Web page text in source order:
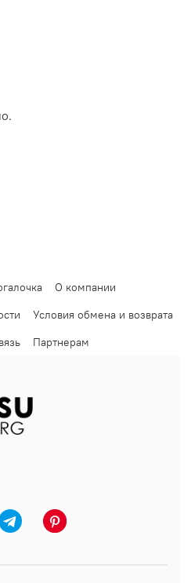
.
О компании
Условия обмена и возврата
Партнерам